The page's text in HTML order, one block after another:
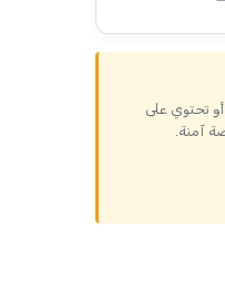
تحتوي على
آمنة.